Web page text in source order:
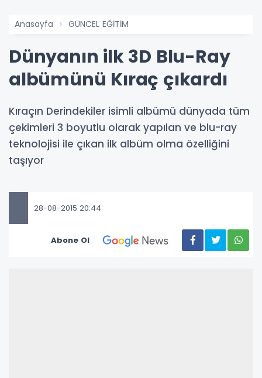
Anasayfa GÜNCEL EĞİTİM
Dünyanın ilk 3D Blu-Ray
albümünü Kıraç çıkardı
Kıraçın Derindekiler isimli albümü dünyada tüm
çekimleri 3 boyutlu olarak yapılan ve blu-ray
teknolojisi ile çıkan ilk albüm olma özelliğini
taşıyor
28-08-2015 20:44
Abone Ol